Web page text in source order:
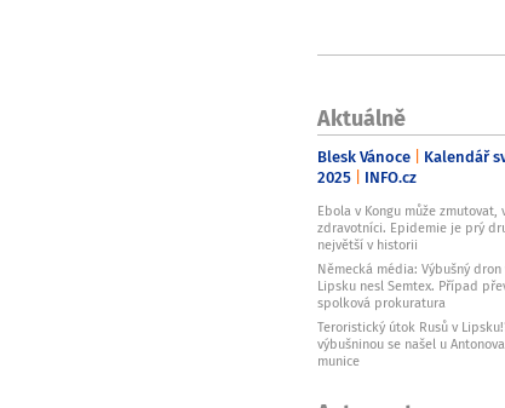
Aktuálně
Blesk Vánoce Kalendář
2025 INFO.cz
Ebola v Kongu může zmutovat,
zdravotníci. Epidemie je prý
největší v historii
Německá média: Výbušný dron
Lipsku nesl Semtex. Případ
spolková prokuratura
Teroristický útok Rusů v
výbušninou se našel u
munice